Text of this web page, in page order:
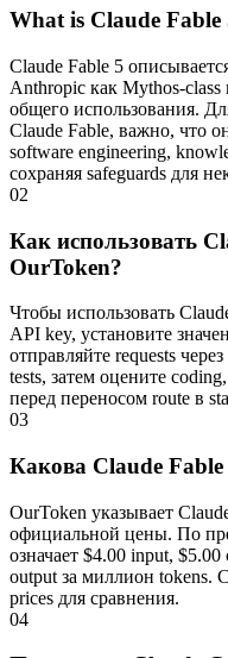
What is Claude Fable
Claude Fable 5
Anthropic как Mythos-class
общего использования.
Claude Fable, важно, что
software engineering,
сохраняя safeguards для
02
Как использовать
OurToken?
Чтобы использовать
API key, установите
отправляйте requests
tests, затем оцените
перед переносом route в
03
Какова Claude
OurToken указывает
официальной цены. По
означает $4.00 input,
output за миллион tokens.
prices для сравнения.
04